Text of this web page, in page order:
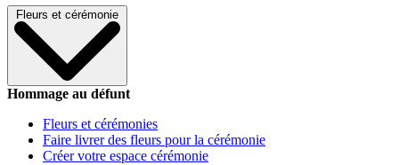
Fleurs et cérémonie
Hommage au défunt
Fleurs et cérémonies
Faire livrer des fleurs pour la cérémonie
Créer votre espace cérémonie